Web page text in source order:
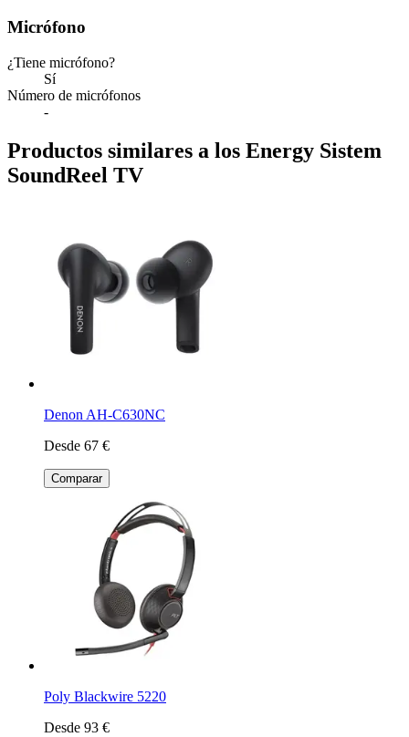
Micrófono
¿Tiene micrófono?
Sí
Número de micrófonos
-
Productos similares a los Energy Sistem
SoundReel TV
Denon AH-C630NC
Desde 67 €
Comparar
Poly Blackwire 5220
Desde 93 €